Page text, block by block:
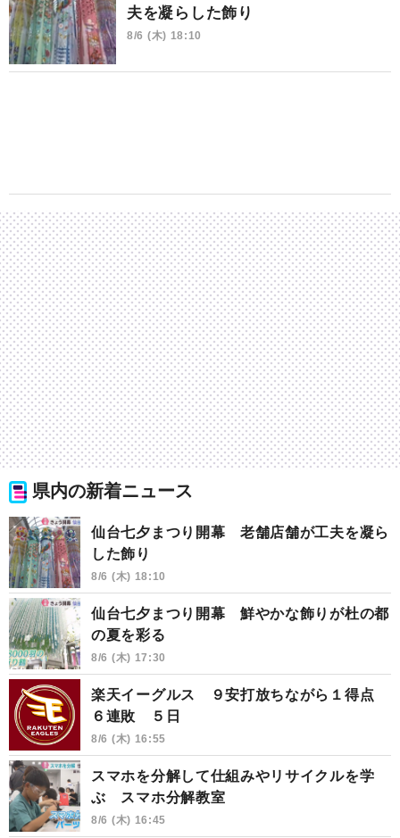
夫を凝らした飾り
8/6 (木) 18:10
県内の新着ニュース
仙台七夕まつり開幕 老舗店舗が工夫を凝ら
した飾り
8/6 (木) 18:10
仙台七夕まつり開幕 鮮やかな飾りが杜の都
の夏を彩る
8/6 (木) 17:30
楽天イーグルス ９安打放ちながら１得点
６連敗 ５日
8/6 (木) 16:55
スマホを分解して仕組みやリサイクルを学
ぶ スマホ分解教室
8/6 (木) 16:45